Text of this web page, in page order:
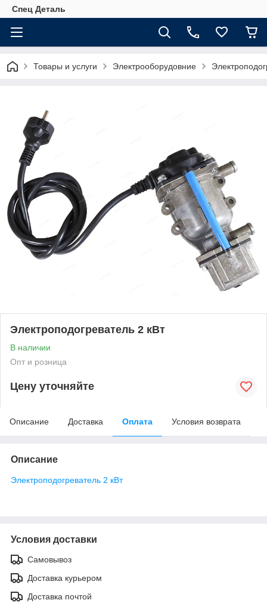
Спец Деталь
Товары и услуги Электрооборудовние
Электроподогреватель 2 кВт
В наличии
Опт и розница
Цену уточняйте
Описание Доставка Оплата Условия возврата
Описание
Электроподогреватель 2 кВт
Условия доставки
Самовывоз
Доставка курьером
Доставка почтой